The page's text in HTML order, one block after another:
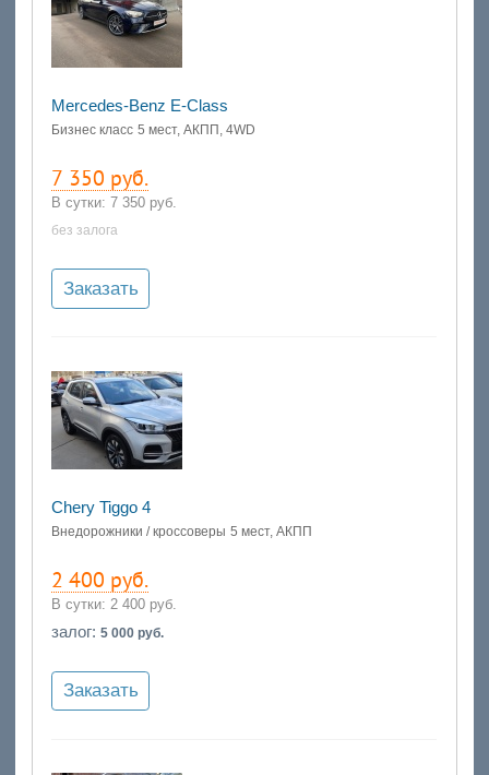
Mercedes-Benz E-Class
Бизнес класс 5 мест, АКПП, 4WD
7 350 руб.
В сутки:7 350 руб.
без залога
Заказать
Chery Tiggo 4
Внедорожники / кроссоверы 5 мест, АКПП
2 400 руб.
В сутки: 2 400 руб.
залог:5 000 руб.
Заказать